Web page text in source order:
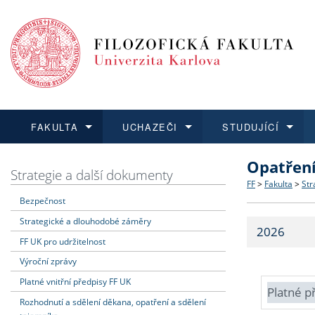
FAKULTA
Dozvědět se více
Struktura
Strategie
Fakultní
UCHAZEČI
Podat přihlášku
Co
Učitelské
STUDUJÍCÍ
Dozvědět se více
Dozvědět se více
O vědě a
Dozvědět se více
Aktuální
Strategie a další dokumenty
Bezpečnost
Strategické a dlouhodobé záměry
FF UK pro udržitelnost
Výroční zprávy
Platné vnitřní předpisy FF UK
Rozhodnutí a sdělení děkana, opatření a sdělení
FF > Fakulta >
2026
Platné